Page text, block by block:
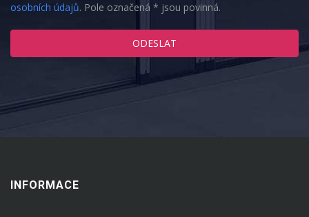
osobních údajů. Pole označená * jsou povinná.
INFORMACE